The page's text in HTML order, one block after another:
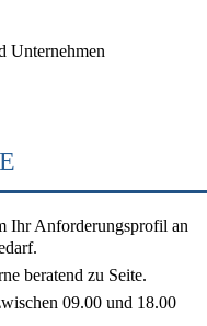
Unternehmen
Ihr Anforderungsprofil an
beratend zu Seite.
09.00 und 18.00